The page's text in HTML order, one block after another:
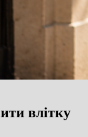
влітку